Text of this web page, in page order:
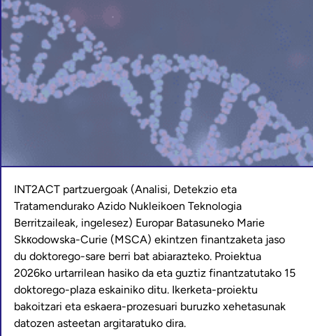
INT2ACT partzuergoak (Analisi, Detekzio eta
Tratamendurako Azido Nukleikoen Teknologia
Berritzaileak, ingelesez) Europar Batasuneko Marie
Skкodowska-Curie (MSCA) ekintzen finantzaketa jaso
du doktorego-sare berri bat abiarazteko. Proiektua
2026ko urtarrilean hasiko da eta guztiz finantzatutako 15
doktorego-plaza eskainiko ditu. Ikerketa-proiektu
bakoitzari eta eskaera-prozesuari buruzko xehetasunak
datozen asteetan argitaratuko dira.